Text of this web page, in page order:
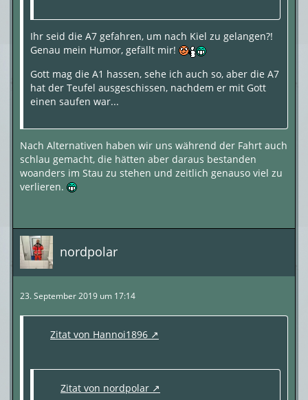
Ihr seid die A7 gefahren, um nach Kiel zu gelangen?!
Genau mein Humor, gefällt mir!
Gott mag die A1 hassen, sehe ich auch so, aber die A7
hat der Teufel ausgeschissen, nachdem er mit Gott
einen saufen war...
Nach Alternativen haben wir uns während der Fahrt auch
schlau gemacht, die hätten aber daraus bestanden
woanders im Stau zu stehen und zeitlich genauso viel zu
verlieren.
nordpolar
23. September 2019 um 17:14
Zitat von Hannoi1896
Zitat von nordpolar